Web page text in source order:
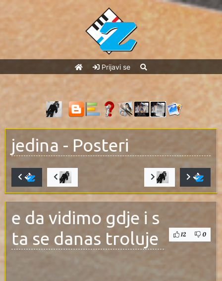
Prijavi se
jedina - Posteri
e da vidimo gdje i s
ta se danas troluje
12 0